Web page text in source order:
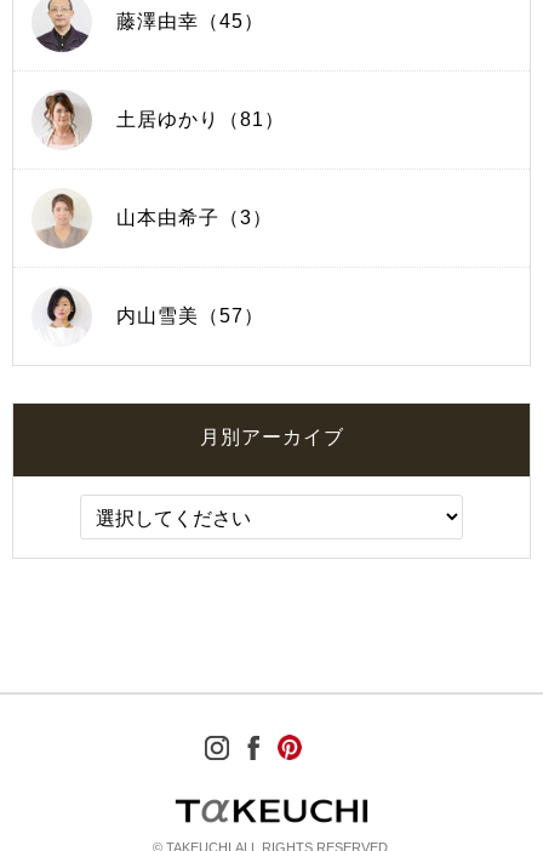
藤澤由幸（45）
土居ゆかり（81）
山本由希子（3）
内山雪美（57）
月別アーカイブ
© TAKEUCHI ALL RIGHTS RESERVED.